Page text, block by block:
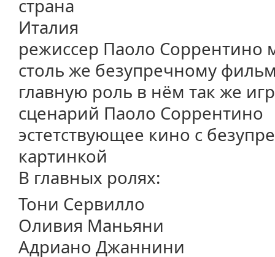
страна
Италия
режиссер Паоло Соррентино
столь же безупречному
главную роль в нём так же
сценарий Паоло Соррентино
эстетствующее кино с
картинкой
В главных ролях:
Тони Сервилло
Оливия Маньяни
Адриано Джаннини